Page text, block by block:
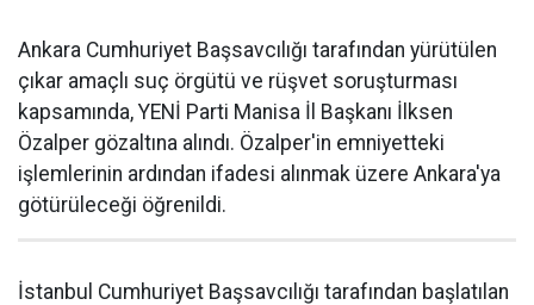
Ankara Cumhuriyet Başsavcılığı tarafından yürütülen
çıkar amaçlı suç örgütü ve rüşvet soruşturması
kapsamında, YENİ Parti Manisa İl Başkanı İlksen
Özalper gözaltına alındı. Özalper'in emniyetteki
işlemlerinin ardından ifadesi alınmak üzere Ankara'ya
götürüleceği öğrenildi.
İstanbul Cumhuriyet Başsavcılığı tarafından başlatılan